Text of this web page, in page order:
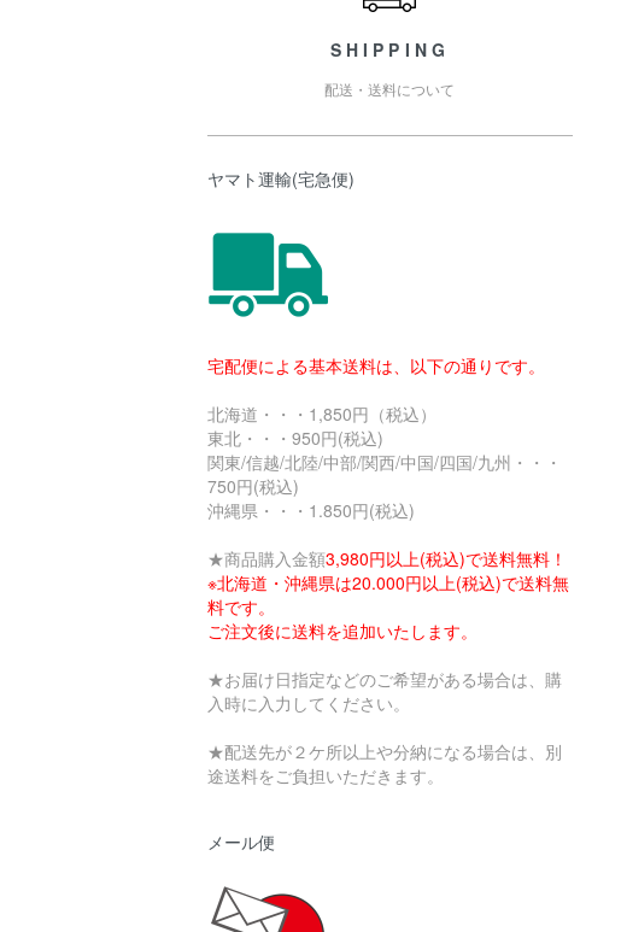
SHIPPING
配送・送料について
ヤマト運輸(宅急便)
宅配便による基本送料は、以下の通りです。
北海道・・・1,850円（税込）
東北・・・950円(税込)
関東/信越/北陸/中部/関西/中国/四国/九州・・・
750円(税込)
沖縄県・・・1.850円(税込)
★商品購入金額3,980円以上(税込)で送料無料！
※北海道・沖縄県は20.000円以上(税込)で送料無
料です。
ご注文後に送料を追加いたします。
★お届け日指定などのご希望がある場合は、購
入時に入力してください。
★配送先が２ケ所以上や分納になる場合は、別
途送料をご負担いただきます。
メール便